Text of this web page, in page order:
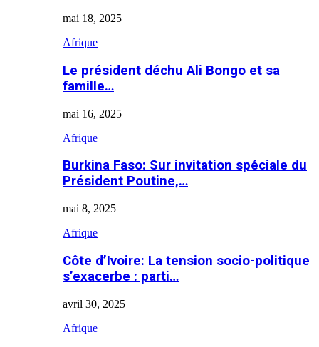
mai 18, 2025
Afrique
Le président déchu Ali Bongo et sa
famille…
mai 16, 2025
Afrique
Burkina Faso: Sur invitation spéciale du
Président Poutine,…
mai 8, 2025
Afrique
Côte d’Ivoire: La tension socio-politique
s’exacerbe : parti…
avril 30, 2025
Afrique